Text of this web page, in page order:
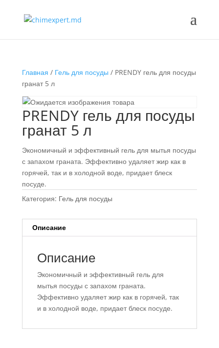
Главная / Гель для посуды / PRENDY гель для посуды
гранат 5 л
PRENDY гель для посуды
гранат 5 л
Экономичный и эффективный гель для мытья посуды
с запахом граната. Эффективно удаляет жир как в
горячей, так и в холодной воде, придает блеск
посуде.
Категория: Гель для посуды
Описание
Описание
Экономичный и эффективный гель для
мытья посуды с запахом граната.
Эффективно удаляет жир как в горячей, так
и в холодной воде, придает блеск посуде.